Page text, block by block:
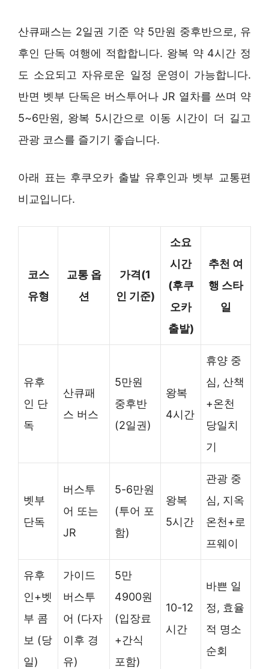
산큐패스는 2일권 기준 약 5만원 중후반으로, 유
후인 단독 여행에 적합합니다. 왕복 약 4시간 정
도 소요되고 자유로운 일정 운영이 가능합니다.
반면 벳부 단독은 버스투어나 JR 열차를 쓰며 약
5~6만원, 왕복 5시간으로 이동 시간이 더 길고
관광 코스를 즐기기 좋습니다.
아래 표는 후쿠오카 출발 유후인과 벳부 교통편
비교입니다.
코스
유형
교통 옵
션
가격(1
인 기준)
소요
시간
(후쿠
오카
출발)
추천 여
행 스타
일
유후
인 단
독
산큐패
스 버스
5만원
중후반
(2일권)
왕복
4시간
휴양 중
심, 산책
+온천
당일치
기
벳부
단독
버스투
어 또는
JR
5-6만원
(투어 포
함)
왕복
5시간
관광 중
심, 지옥
온천+로
프웨이
유후
인+벳
부 콤
보 (당
일)
가이드
버스투
어 (다자
이후 경
유)
5만
4900원
(입장료
+간식
포함)
10-12
시간
바쁜 일
정, 효율
적 명소
순회